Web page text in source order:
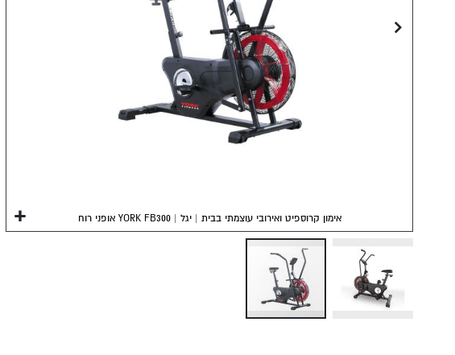
אופני רוח YORK FB300 | אימון קרוספיט ואירובי עוצמתי בבית | יגל